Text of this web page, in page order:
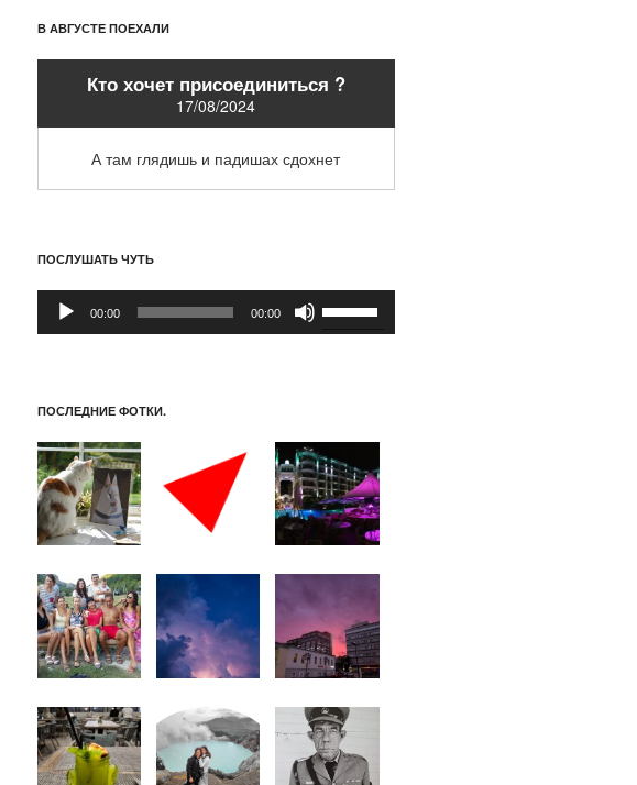
В АВГУСТЕ ПОЕХАЛИ
Кто хочет присоединиться ?
17/08/2024
А там глядишь и падишах сдохнет
ПОСЛУШАТЬ ЧУТЬ
Аудиоплеер
00:00 00:00
или
уменьшить
громкость.
ПОСЛЕДНИЕ ФОТКИ.